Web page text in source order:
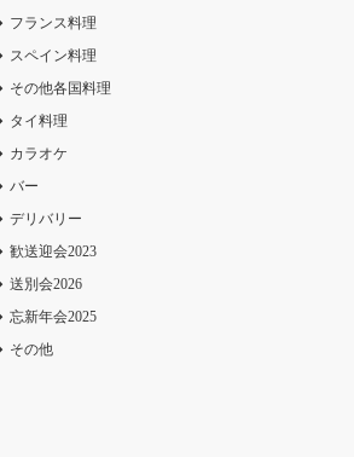
フランス料理
スペイン料理
その他各国料理
タイ料理
カラオケ
バー
デリバリー
歓送迎会2023
送別会2026
忘新年会2025
その他